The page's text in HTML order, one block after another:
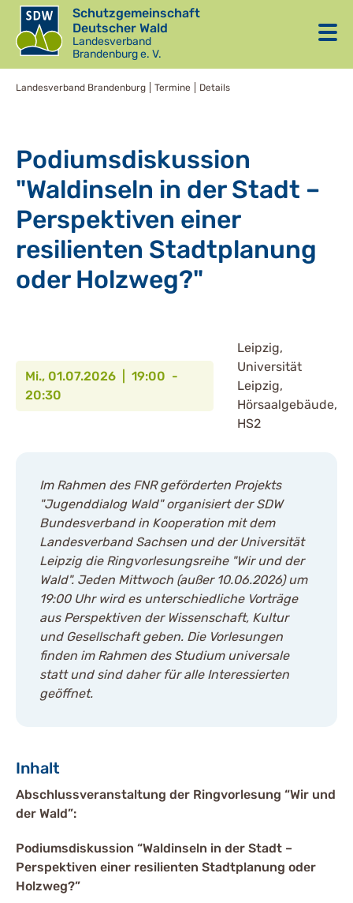
Schutzgemeinschaft
Deutscher Wald
Landesverband
Brandenburg e. V.
Landesverband Brandenburg Termine Details
Podiumsdiskussion
"Waldinseln in der Stadt –
Perspektiven einer
resilienten Stadtplanung
oder Holzweg?"
Mi., 01.07.2026 | 19:00 -
20:30
Leipzig,
Universität
Leipzig,
Hörsaalgebäude,
HS2
Im Rahmen des FNR geförderten Projekts
"Jugenddialog Wald" organisiert der SDW
Bundesverband in Kooperation mit dem
Landesverband Sachsen und der Universität
Leipzig die Ringvorlesungsreihe "Wir und der
Wald". Jeden Mittwoch (außer 10.06.2026) um
19:00 Uhr wird es unterschiedliche Vorträge
aus Perspektiven der Wissenschaft, Kultur
und Gesellschaft geben. Die Vorlesungen
finden im Rahmen des Studium universale
statt und sind daher für alle Interessierten
geöffnet.
Inhalt
Abschlussveranstaltung der Ringvorlesung “Wir und
der Wald”:
Podiumsdiskussion “Waldinseln in der Stadt –
Perspektiven einer resilienten Stadtplanung oder
Holzweg?”